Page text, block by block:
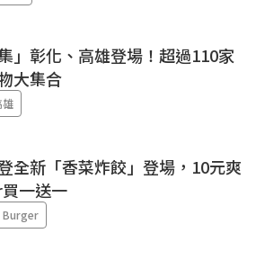
」彰化、高雄登場！超過110家
大集合
雄
全新「香菜炸餃」登場，10元爽
一送一
Burger